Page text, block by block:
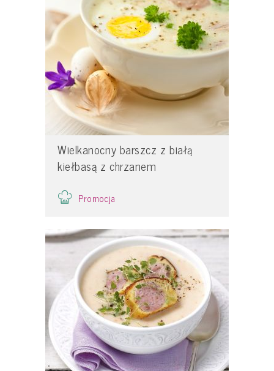
Wielkanocny barszcz z białą
kiełbasą z chrzanem
Promocja